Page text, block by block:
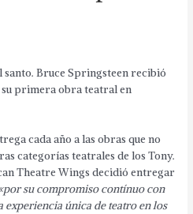
santo. Bruce Springsteen recibió
primera obra teatral en
cada año a las obras que no
categorías teatrales de los Tony.
Theatre Wings decidió entregar
su compromiso contínuo con
experiencia única de teatro en los